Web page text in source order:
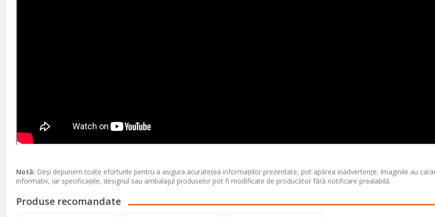
Notă: Deși depunem toate eforturile pentru a asigura acuratețea informațiilor prezentate, pot apărea inadvertențe. Imaginile au
informativ, iar specificațiile, designul sau ambalajul produselor pot fi modificate de producător fără notificare prealabilă.
Produse recomandate